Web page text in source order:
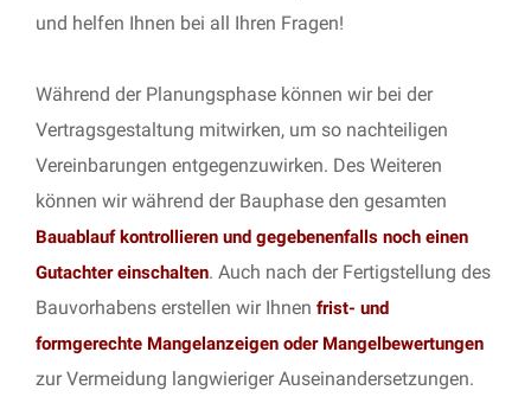
und helfen Ihnen bei all Ihren Fragen!
Während der Planungsphase können wir bei der
Vertragsgestaltung mitwirken, um so nachteiligen
Vereinbarungen entgegenzuwirken. Des Weiteren
können wir während der Bauphase den gesamten
Bauablauf kontrollieren und gegebenenfalls noch einen
Gutachter einschalten. Auch nach der Fertigstellung des
Bauvorhabens erstellen wir Ihnen frist- und
formgerechte Mangelanzeigen oder Mangelbewertungen
zur Vermeidung langwieriger Auseinandersetzungen.